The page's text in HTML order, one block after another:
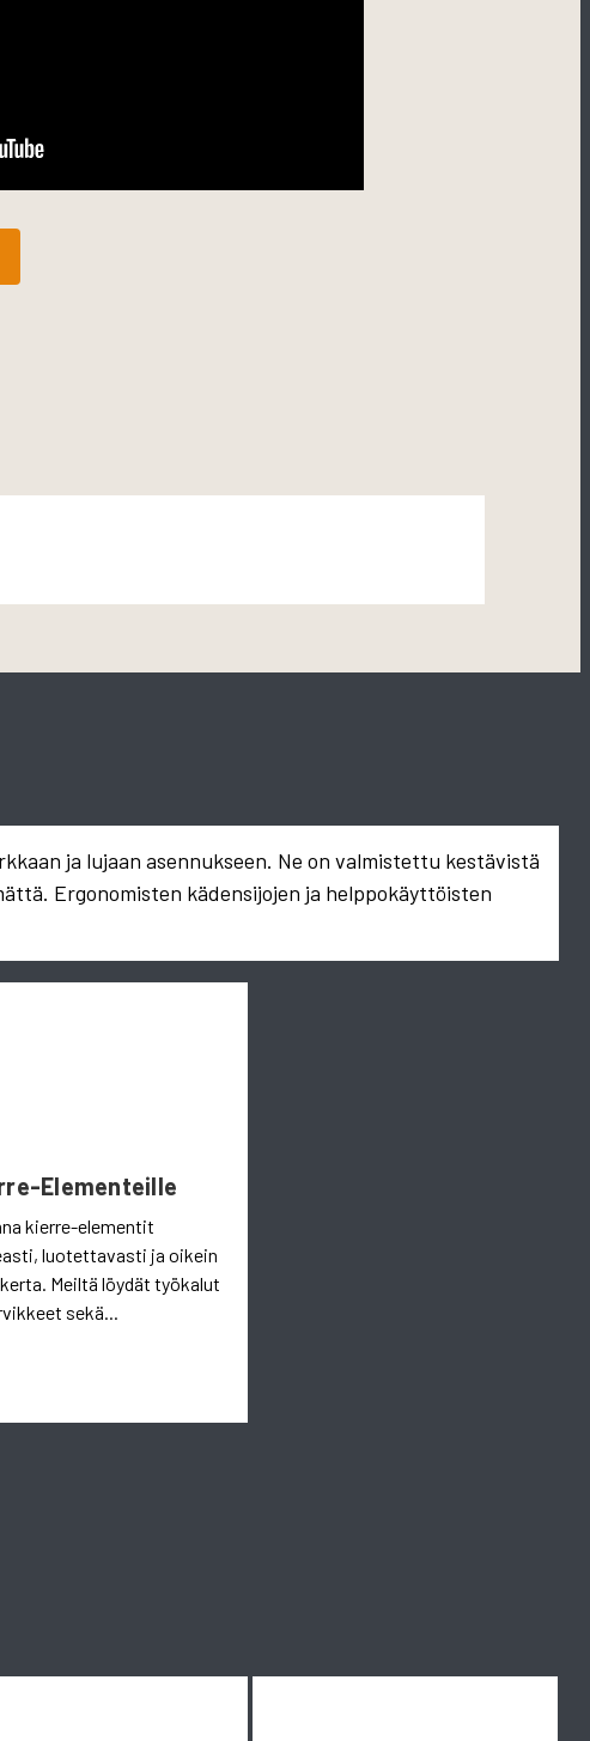
ja lujaan asennukseen. Ne on valmistettu kestävistä
Ergonomisten kädensijojen ja helppokäyttöisten
Elementeille
kierre-elementit
luotettavasti ja oikein
Meiltä löydät työkalut
sekä...